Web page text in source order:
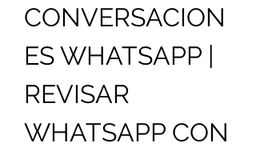
CONVERSACION
ES WHATSAPP |
REVISAR
WHATSAPP CON